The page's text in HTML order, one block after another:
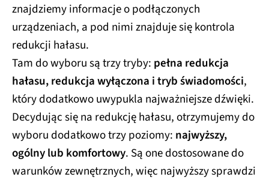
znajdziemy informacje o podłączonych
urządzeniach, a pod nimi znajduje się kontrola
redukcji hałasu.
Tam do wyboru są trzy tryby: pełna redukcja
hałasu, redukcja wyłączona i tryb świadomości,
który dodatkowo uwypukla najważniejsze dźwięki.
Decydując się na redukcję hałasu, otrzymujemy do
wyboru dodatkowo trzy poziomy: najwyższy,
ogólny lub komfortowy. Są one dostosowane do
warunków zewnętrznych, więc najwyższy sprawdzi